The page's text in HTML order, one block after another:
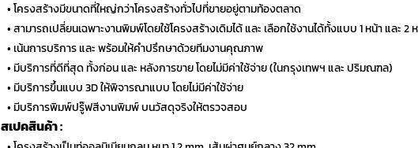
• โครงสร้างมีขนาดที่ใหญ่กว่าโครงสร้างทั่วไปที่ขายอยู่ตามท้องตลาด
• สามารถเปลี่ยนเฉพาะงานพิมพ์โดยใช้โครงสร้างเดิมได้ และ เลือกใช้งานได้ทั้งแบบ 1 หน้า และ 2
• เน้นการบริการ และ พร้อมให้คำปรึกษาด้วยทีมงานคุณภาพ
• มีบริการที่ดีที่สุด ทั้งก่อน และ หลังการขาย โดยไม่มีค่าใช้จ่าย (ในกรุงเทพฯ และ ปริมณฑล)
• มีบริการขึ้นแบบ 3D ให้พิจารณาแบบ โดยไม่มีค่าใช้จ่าย
• มีบริการพิมพ์ปรู๊ฟสีงานพิมพ์ บนวัสดุจริงให้ตรวจสอบ
สเปคสินค้า :